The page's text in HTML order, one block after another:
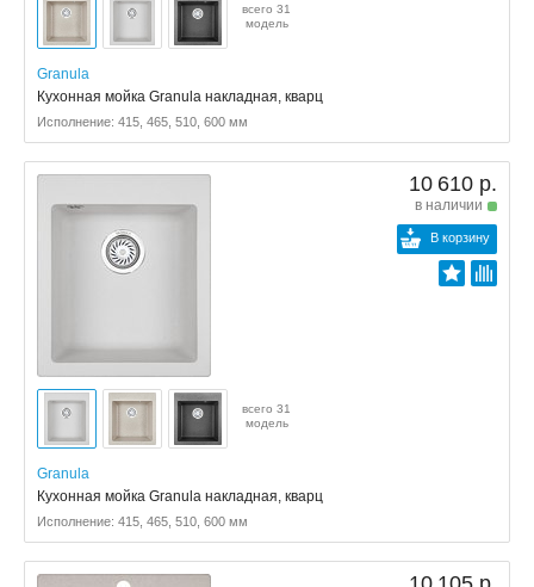
всего 31
модель
Granula
Кухонная мойка Granula накладная, кварц
Исполнение: 415, 465, 510, 600 мм
10 610 р.
в наличии
В корзину
всего 31
модель
Granula
Кухонная мойка Granula накладная, кварц
Исполнение: 415, 465, 510, 600 мм